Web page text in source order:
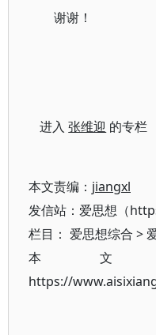
谢谢！
进入张维迎 的专栏
本文责编： jiangxl
发信站：爱思想（
栏目： 爱思想综合 >
本文
https://